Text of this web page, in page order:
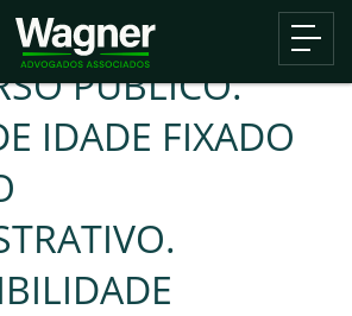
PÚBLICO.
IDADE FIXADO